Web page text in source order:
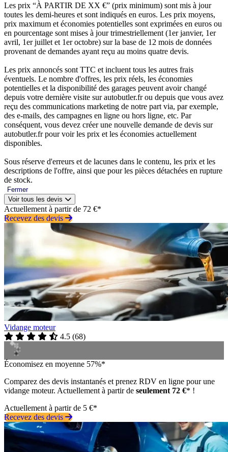
Les prix “À PARTIR DE XX €” (prix minimum) sont mis à jour
toutes les demi-heures et sont indiqués en euros. Les prix moyens,
prix maximum et économies potentielles sont exprimées en euros ou
en pourcentage sont mises à jour trimestriellement (1er janvier, 1er
avril, 1er juillet et 1er octobre) sur la base de 12 mois de données
provenant de demandes ayant reçu au moins quatre devis.
Les prix annoncés sont TTC et incluent tous les autres frais
éventuels. Le nombre d'offres, les prix réels, les économies
potentielles et la disponibilité des garages peuvent avoir changé
depuis votre dernière visite sur autobutler.fr ou depuis que vous avez
reçu des communications marketing de notre part via, par exemple,
des e-mails, des campagnes en ligne ou hors ligne, etc. Par
conséquent, vous devez créer une nouvelle demande de devis sur
autobutler.fr pour voir les prix et les économies actuellement
disponibles.
Sous réserve d'erreurs et de lacunes dans le contenu, les prix et les
descriptions de l'offre, ainsi que pour les pièces détachées en rupture
de stock.
Fermer
Voir tous les devis
Actuellement à partir de 72 €*
Recevez des devis
Vidange moteur
4.5 (68)
Économisez en moyenne 57%*
Comparez des devis instantanés et prenez RDV en ligne pour une
vidange moteur. Actuellement à partir de seulement 72 €* !
Actuellement à partir de 5 €*
Recevez des devis